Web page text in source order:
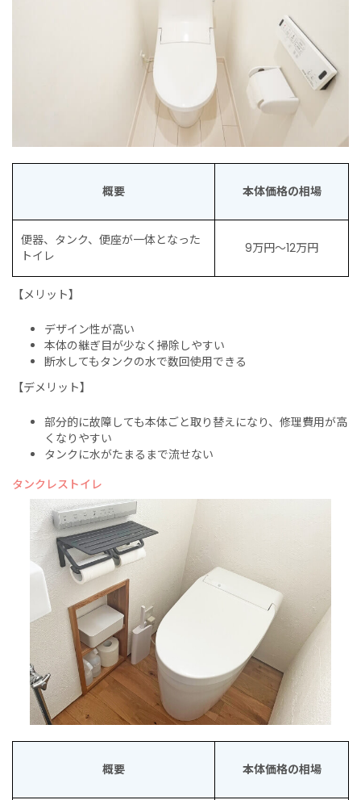
概要 本体価格の相場
便器、タンク、便座が一体となった
トイレ
9万円〜12万円
【メリット】
デザイン性が高い
本体の継ぎ目が少なく掃除しやすい
断水してもタンクの水で数回使用できる
【デメリット】
部分的に故障しても本体ごと取り替えになり、修理費用が高
くなりやすい
タンクに水がたまるまで流せない
タンクレストイレ
概要 本体価格の相場